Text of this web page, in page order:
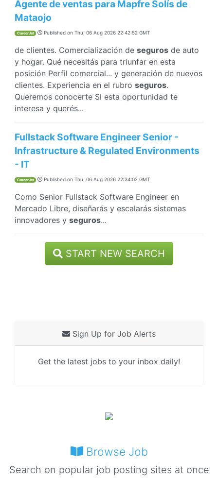
Agente de ventas para Mapfre Solís de
Mataojo
CareerJet Published on Thu, 06 Aug 2026 22:42:52 GMT
de clientes. Comercialización de seguros de auto
y hogar. Qué necesitás para triunfar en esta
posición Perfil comercial... y generación de nuevos
clientes. Experiencia en el rubro seguros.
Queremos conocerte Si esta oportunidad te
interesa y querés...
Fullstack Software Engineer Senior -
Infrastructure & Regulated Environments
- IT
CareerJet Published on Thu, 06 Aug 2026 22:34:02 GMT
Como Senior Fullstack Software Engineer en
Mercado Libre, diseñarás y escalarás sistemas
innovadores y seguros...
START NEW SEARCH
Sign Up for Job Alerts
Get the latest jobs to your inbox daily!
Browse Job
Search on popular job posting sites at once